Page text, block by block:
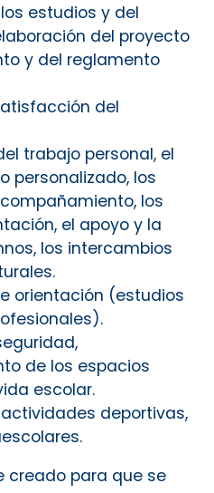
estudios y del
del proyecto
y del reglamento
del
trabajo personal, el
personalizado, los
los
el apoyo y la
los intercambios
orientación (estudios
de los espacios
escolar.
deportivas,
creado para que se